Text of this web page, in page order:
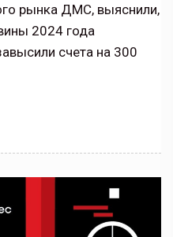
рынка ДМС, выяснили,
2024 года
счета на 300